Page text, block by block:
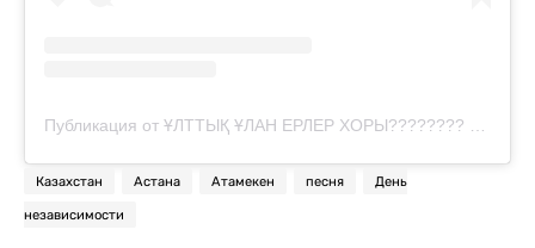
Казахстан Астана Атамекен песня День
независимости